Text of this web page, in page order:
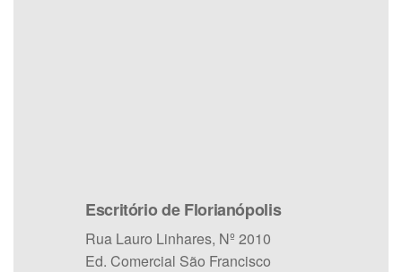
Escritório de Florianópolis
Rua Lauro Linhares, Nº 2010
Ed. Comercial São Francisco